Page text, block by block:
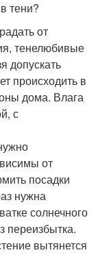
тени?
от
тенелюбивые
допускать
происходить в
дома. Влага
с
от
посадки
нужна
солнечного
переизбытка.
вытянется